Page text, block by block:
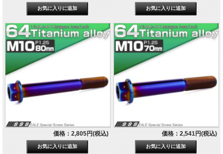
価格：2,805円(税込) 価格：2,541円(税込)